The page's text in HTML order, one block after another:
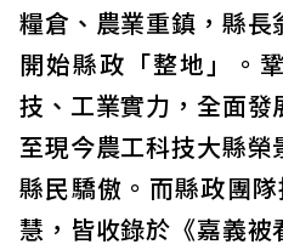
糧倉、農業重鎮，縣長
開始縣政「整地」。
技、工業實力，全面
至現今農工科技大縣
縣民驕傲。而縣政團
慧，皆收錄於《嘉義